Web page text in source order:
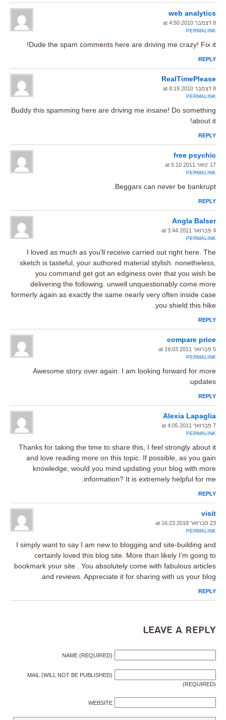
web analytics
8 דצמבר 2010 at 4:50
PERMALINK
Dude the spam comments here are driving me crazy! Fix it!
REPLY
RealTimePlease
8 דצמבר 2010 at 8:19
PERMALINK
Buddy this spamming here are driving me insane! Do something
about it!
REPLY
free psychic
17 ינואר 2011 at 5:10
PERMALINK
Beggars can never be bankrupt.
REPLY
Angla Balser
4 פברואר 2011 at 3:44
PERMALINK
I loved as much as you'll receive carried out right here. The
sketch is tasteful, your authored material stylish. nonetheless,
you command get got an edginess over that you wish be
delivering the following. unwell unquestionably come more
formerly again as exactly the same nearly very often inside case
you shield this hike.
REPLY
compare price
5 פברואר 2011 at 19:03
PERMALINK
Awesome story over again. I am looking forward for more
updates.
REPLY
Alexia Lapaglia
7 פברואר 2011 at 4:05
PERMALINK
Thanks for taking the time to share this, I feel strongly about it
and love reading more on this topic. If possible, as you gain
knowledge, would you mind updating your blog with more
information? It is extremely helpful for me.
REPLY
visit
23 פברואר 2018 at 16:23
PERMALINK
I simply want to say I am new to blogging and site-building and
certainly loved this blog site. More than likely I’m going to
bookmark your site . You absolutely come with fabulous articles
and reviews. Appreciate it for sharing with us your blog.
REPLY
Leave a Reply
NAME (REQUIRED)
MAIL (WILL NOT BE PUBLISHED)
(REQUIRED)
WEBSITE